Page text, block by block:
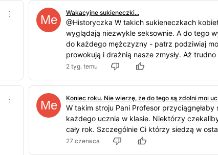
Wakacyjne sukieneczki...
@Historyczka W takich sukieneczkach
wyglądają niezwykle seksownie. A do tego
do każdego mężczyzny - patrz podziwiaj
prowokują i drażnią nasze zmysły. Aż
2 tyg. temu
Koniec roku. Nie wierzę, że do tego są zdolni moi
W takim stroju Pani Profesor przyciągnęłaby
każdego ucznia w klasie. Niektórzy
cały rok. Szczególnie Ci którzy siedzą w
27 czerwca